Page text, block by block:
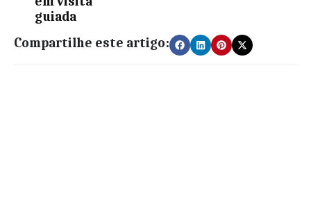
guiada
Compartilhe este artigo: